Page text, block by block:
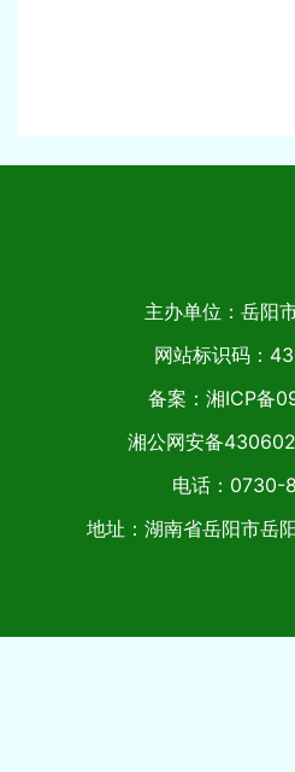
主办单位：岳阳
网站标识码：
备案：湘ICP备
湘公网安备
电话：0730-
地址：湖南省岳阳市岳